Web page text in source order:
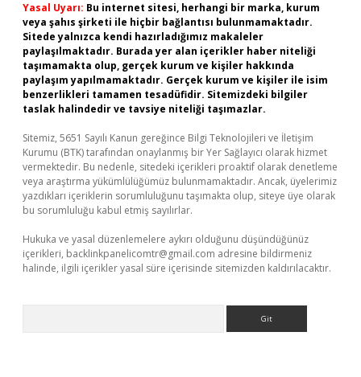
Yasal Uyarı: Bu internet sitesi, herhangi bir marka, kurum
veya şahıs şirketi ile hiçbir bağlantısı bulunmamaktadır.
Sitede yalnızca kendi hazırladığımız makaleler
paylaşılmaktadır. Burada yer alan içerikler haber niteliği
taşımamakta olup, gerçek kurum ve kişiler hakkında
paylaşım yapılmamaktadır. Gerçek kurum ve kişiler ile isim
benzerlikleri tamamen tesadüfidir. Sitemizdeki bilgiler
taslak halindedir ve tavsiye niteliği taşımazlar.
Sitemiz, 5651 Sayılı Kanun gereğince Bilgi Teknolojileri ve İletişim
Kurumu (BTK) tarafından onaylanmış bir Yer Sağlayıcı olarak hizmet
vermektedir. Bu nedenle, sitedeki içerikleri proaktif olarak denetleme
veya araştırma yükümlülüğümüz bulunmamaktadır. Ancak, üyelerimiz
yazdıkları içeriklerin sorumluluğunu taşımakta olup, siteye üye olarak
bu sorumluluğu kabul etmiş sayılırlar.
Hukuka ve yasal düzenlemelere aykırı olduğunu düşündüğünüz
içerikleri, backlinkpanelicomtr@gmail.com adresine bildirmeniz
halinde, ilgili içerikler yasal süre içerisinde sitemizden kaldırılacaktır.